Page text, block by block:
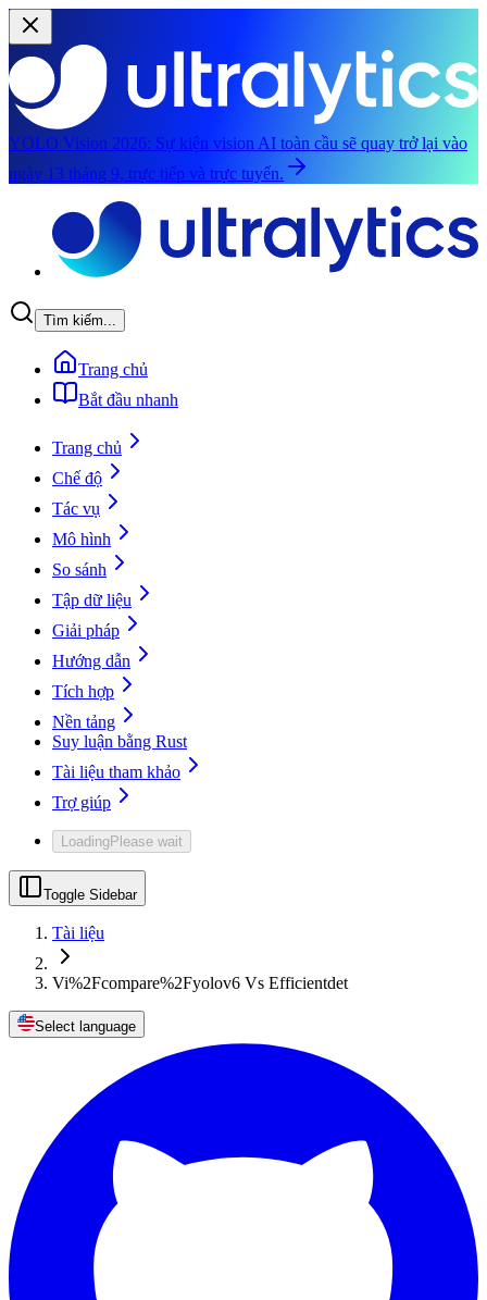
YOLO Vision 2026: Sự kiện vision AI toàn cầu sẽ quay trở lại vào
ngày 13 tháng 9, trực tiếp và trực tuyến.
Tìm kiếm...
Trang chủ
Bắt đầu nhanh
Trang chủ
Chế độ
Tác vụ
Mô hình
So sánh
Tập dữ liệu
Giải pháp
Hướng dẫn
Tích hợp
Nền tảng
Suy luận bằng Rust
Tài liệu tham khảo
Trợ giúp
LoadingPlease wait
Toggle Sidebar
Tài liệu
Vi%2Fcompare%2Fyolov6 Vs Efficientdet
Select language